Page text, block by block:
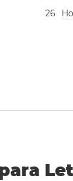
26